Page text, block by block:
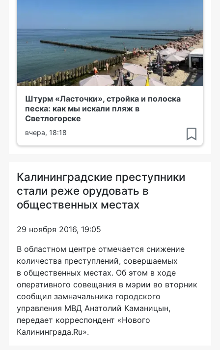
Штурм «Ласточки», стройка и полоска
песка: как мы искали пляж в
Светлогорске
вчера, 18:18
Калининградские преступники
стали реже орудовать в
общественных местах
29 ноября 2016, 19:05
В областном центре отмечается снижение
количества преступлений, совершаемых
в общественных местах. Об этом в ходе
оперативного совещания в мэрии во вторник
сообщил замначальника городского
управления МВД Анатолий Каманицын,
передает корреспондент «Нового
Калининграда.Ru».